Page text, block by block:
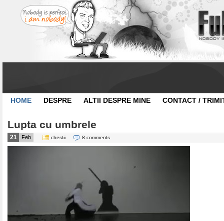
HOME DESPRE ALTII DESPRE MINE CONTACT /
Lupta cu umbrele
21 Feb chestii 8 comments